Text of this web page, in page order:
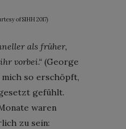
of SIHH 2017)
als früher,
vorbei.“ (George
so erschöpft,
gefühlt.
waren
zu sein: